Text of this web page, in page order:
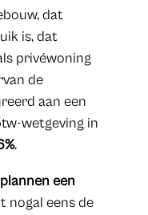
dat
is, dat
privéwoning
de
aan een
wetgeving in
.
plannen een
nogal eens de